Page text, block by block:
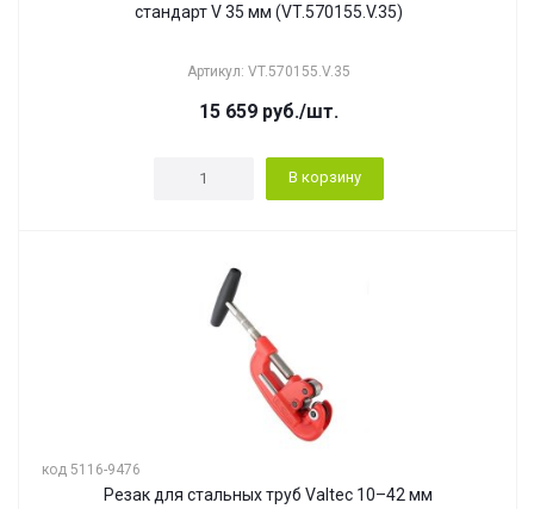
стандарт V 35 мм (VT.570155.V.35)
Артикул: VT.570155.V.35
15 659руб./шт.
В корзину
код 5116-9476
Резак для стальных труб Valtec 10–42 мм